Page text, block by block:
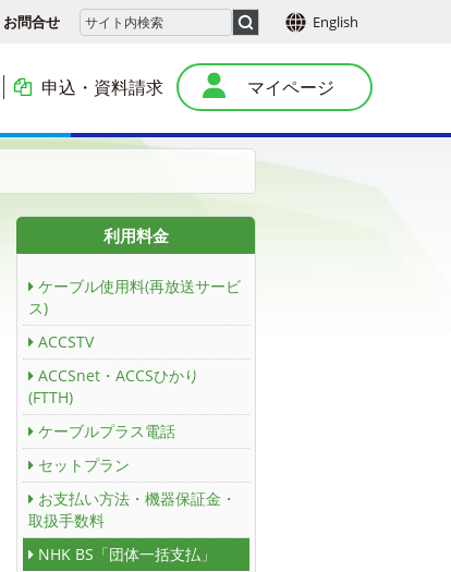
お問合せ English
申込・資料請求 マイページ
利用料金
ケーブル使用料(再放送サービ
ス)
ACCSTV
ACCSnet・ACCSひかり
(FTTH)
ケーブルプラス電話
セットプラン
お支払い方法・機器保証金・
取扱手数料
NHK BS「団体一括支払」